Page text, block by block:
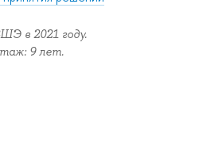
в 2021 году.
9 лет.